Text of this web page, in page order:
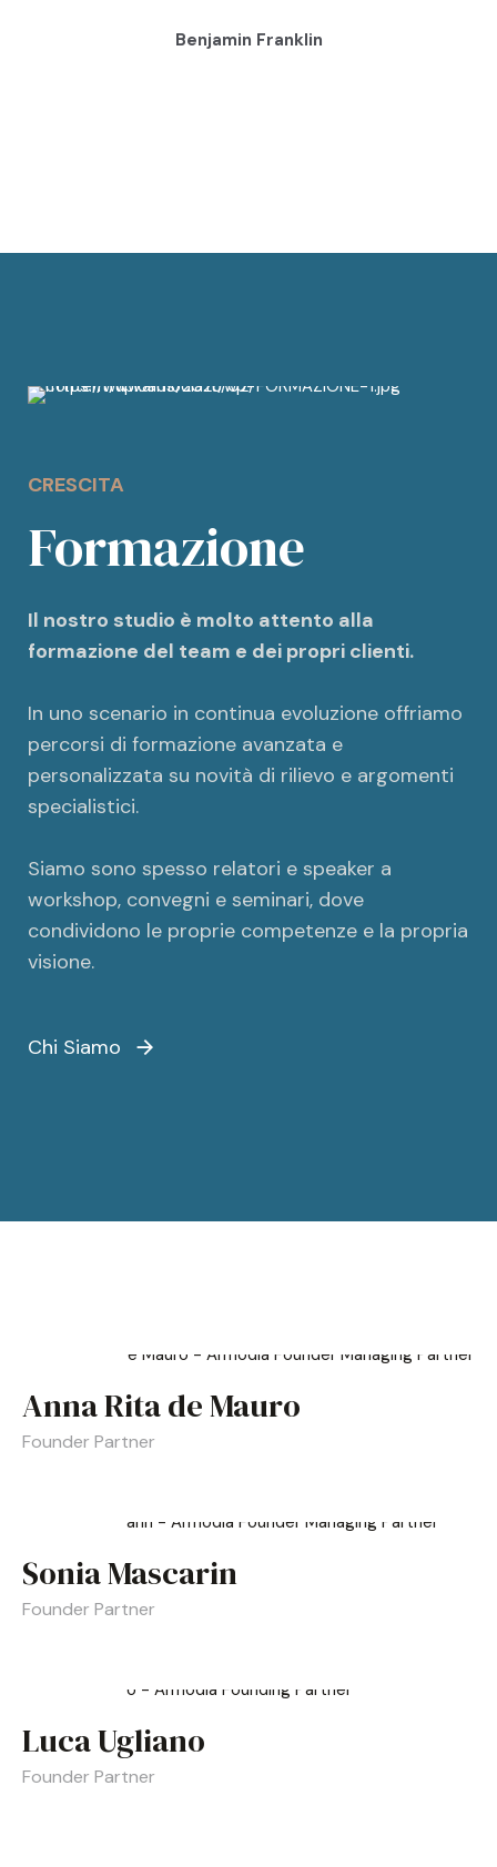
Benjamin Franklin
CRESCITA
Formazione
Il nostro studio è molto attento alla
formazione del team e dei propri clienti.
In uno scenario in continua evoluzione offriamo
percorsi di formazione avanzata e
personalizzata su novità di rilievo e argomenti
specialistici.
Siamo sono spesso relatori e speaker a
workshop, convegni e seminari, dove
condividono le proprie competenze e la propria
visione.
Chi Siamo
Anna Rita de Mauro
Founder Partner
Sonia Mascarin
Founder Partner
Luca Ugliano
Founder Partner